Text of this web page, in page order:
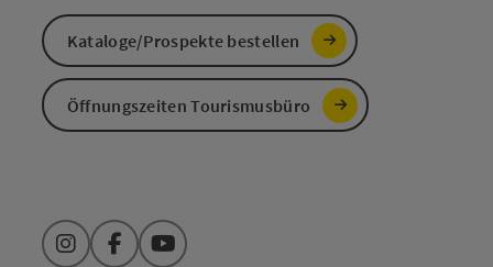
Kataloge/Prospekte bestellen
Öffnungszeiten Tourismusbüro
InstagramFacebookYouTube